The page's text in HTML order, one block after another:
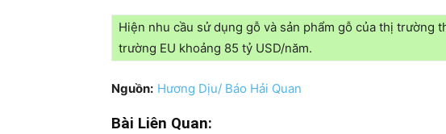
Hiện nhu cầu sử dụng gỗ và sản phẩm gỗ của thị
trường EU khoảng 85 tỷ USD/năm.
Nguồn: Hương Dịu/ Báo Hải Quan
Bài Liên Quan: